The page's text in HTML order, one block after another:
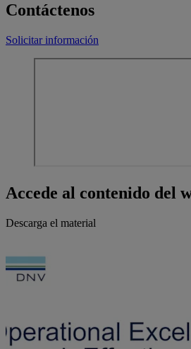
Contáctenos
Solicitar información
Accede al contenido del
Descarga el material